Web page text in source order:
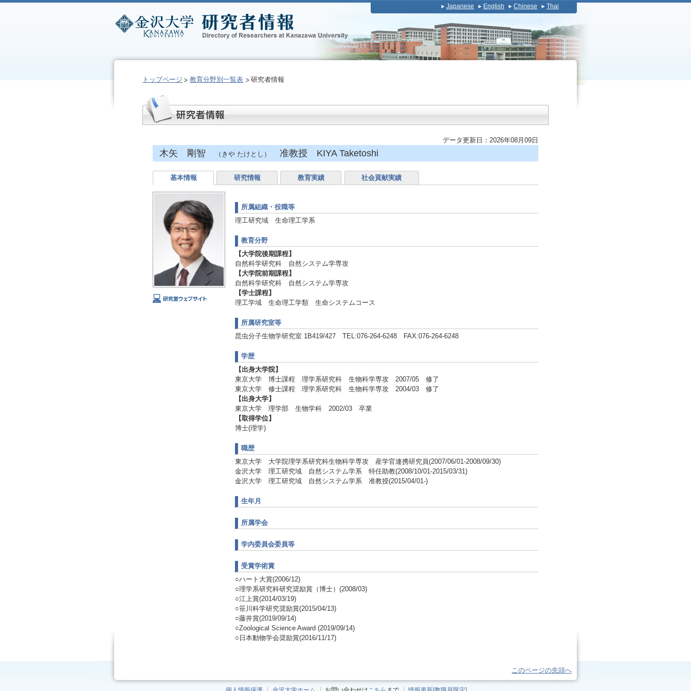
Japanese English Chinese Thai
トップページ 教育分野別一覧表 研究者情報
データ更新日：2026年08月09日
木矢 剛智 （きや たけとし） 准教授 KIYA Taketoshi
基本情報 研究情報 教育実績 社会貢献実績
所属組織・役職等
理工研究域 生命理工学系
教育分野
【大学院後期課程】
自然科学研究科 自然システム学専攻
【大学院前期課程】
自然科学研究科 自然システム学専攻
【学士課程】
理工学域 生命理工学類 生命システムコース
所属研究室等
昆虫分子生物学研究室 1B419/427 TEL:076-264-6248 FAX:076-264-6248
学歴
【出身大学院】
東京大学 博士課程 理学系研究科 生物科学専攻 2007/05 修了
東京大学 修士課程 理学系研究科 生物科学専攻 2004/03 修了
【出身大学】
東京大学 理学部 生物学科 2002/03 卒業
【取得学位】
博士(理学)
職歴
東京大学 大学院理学系研究科生物科学専攻 産学官連携研究員(2007/06/01-2008/09/30)
金沢大学 理工研究域 自然システム学系 特任助教(2008/10/01-2015/03/31)
金沢大学 理工研究域 自然システム学系 准教授(2015/04/01-)
生年月
所属学会
学内委員会委員等
受賞学術賞
○ハート大賞(2006/12)
○理学系研究科研究奨励賞（博士）(2008/03)
○江上賞(2014/03/19)
○笹川科学研究奨励賞(2015/04/13)
○藤井賞(2019/09/14)
○Zoological Science Award (2019/09/14)
○日本動物学会奨励賞(2016/11/17)
このページの先頭へ
個人情報保護 金沢大学ホーム お問い合わせは こちら まで 情報更新[教職員限定]